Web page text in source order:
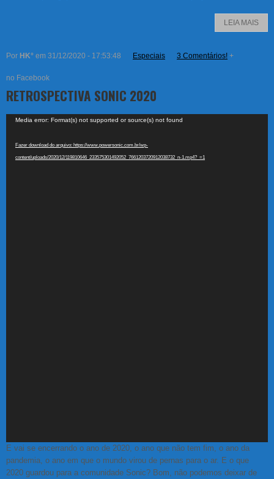
LEIA MAIS
Por HK° em 31/12/2020 - 17:53:48 Especiais 3 Comentários! +
no Facebook
RETROSPECTIVA SONIC 2020
Tocador
vídeo
Media error: Format(s) not supported or source(s) not found
Fazer download do arquivo: https://www.powersonic.com.br/wp-
content/uploads/2020/12/119810646_233575301492052_7661203720912038732_n-1.mp4?_=1
E vai se encerrando o ano de 2020, o ano que não tem fim, o ano da
pandemia, o ano em que o mundo virou de pernas para o ar. E o que
2020 guardou para a comunidade Sonic? Bom, não podemos deixar de